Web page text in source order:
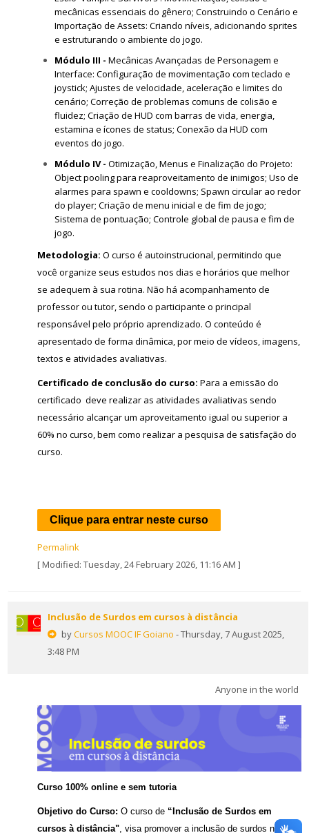
mecânicas essenciais do gênero; Construindo o Cenário e
Importação de Assets: Criando níveis, adicionando sprites
e estruturando o ambiente do jogo.
Módulo III - Mecânicas Avançadas de Personagem e
Interface: Configuração de movimentação com teclado e
joystick; Ajustes de velocidade, aceleração e limites do
cenário; Correção de problemas comuns de colisão e
fluidez; Criação de HUD com barras de vida, energia,
estamina e ícones de status; Conexão da HUD com
eventos do jogo.
Módulo IV - Otimização, Menus e Finalização do Projeto:
Object pooling para reaproveitamento de inimigos; Uso de
alarmes para spawn e cooldowns; Spawn circular ao redor
do player; Criação de menu inicial e de fim de jogo;
Sistema de pontuação; Controle global de pausa e fim de
jogo.
Metodologia: O curso é autoinstrucional, permitindo que
você organize seus estudos nos dias e horários que melhor
se adequem à sua rotina. Não há acompanhamento de
professor ou tutor, sendo o participante o principal
responsável pelo próprio aprendizado. O conteúdo é
apresentado de forma dinâmica, por meio de vídeos, imagens,
textos e atividades avaliativas.
Certificado de conclusão do curso: Para a emissão do
certificado deve realizar as atividades avaliativas sendo
necessário alcançar um aproveitamento igual ou superior a
60% no curso, bem como realizar a pesquisa de satisfação do
curso.
Clique para entrar neste curso
Permalink
[ Modified: Tuesday, 24 February 2026, 11:16 AM ]
Inclusão de Surdos em cursos à distância
byCursos MOOC IF Goiano - Thursday, 7 August 2025,
3:48 PM
Anyone in the world
Curso 100% online e sem tutoria
Objetivo do Curso: O curso de “Inclusão de Surdos em
cursos à distância", visa promover a inclusão de surdos no